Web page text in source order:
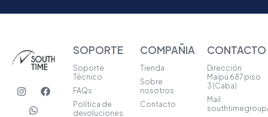
I
n
F
a
W
a
t
SOPORTE
Soporte
Técnico
FAQs
Política de
devoluciones
COMPAÑIA
Tienda
Sobre
nosotros
Contacto
CONTACTO
Dirección:
Maipú 687 piso
3 (Caba)
Mail: